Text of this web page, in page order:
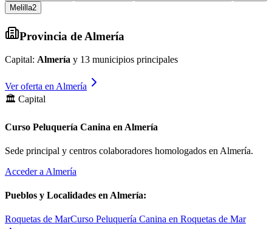
Melilla2
Provincia de Almería
Capital: Almería y 13 municipios principales
Ver oferta en Almería
🏛️ Capital
Curso Peluquería Canina en Almería
Sede principal y centros colaboradores homologados en Almería.
Acceder a Almería
Pueblos y Localidades en Almería:
Roquetas de MarCurso Peluquería Canina en Roquetas de Mar